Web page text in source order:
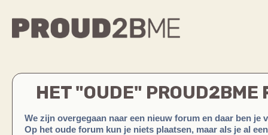
HET "OUDE" PROUD2BME
We zijn overgegaan naar een nieuw forum en daar ben je
Op het oude forum kun je niets plaatsen, maar als je al